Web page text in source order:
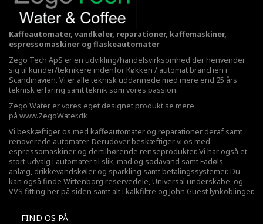
Kaffeautomater, vandkøler, reparationer, kaffemaskiner,
espressomaskiner og flaskeautomater
Zego Tech ApS er en udvikling/handelsvirksomhed der henvender
sig til kunder/teknikere indenfor Køkken / automat branchen i
Scandinavien. Vi er alle teknisk uddannede med mere end 25 års
teknisk erfaring samt teknik som vores passion.
Zego Water er vores eget designet produkt se mere
på www.ZegoWater.dk
Vi beskæftiger os med kaffeautomater og reparationer deraf samt
renoverede automater. Derudover beskæftiger vi os med
espressomaskiner og dertilhørende renseprodukter. Vi har også et
stort udvalg i automater til slik, mad og sodavand samt Fadøls
anlæg, drikkevandskøler og sparkling samt betalingssystemer. Du
kan også finde Wittenborg reservedele, Universal underskabe, og
VVS fitting her på siden samt alt i kalkfiltre og John Guest lynkoblinger.
FIND OS PÅ